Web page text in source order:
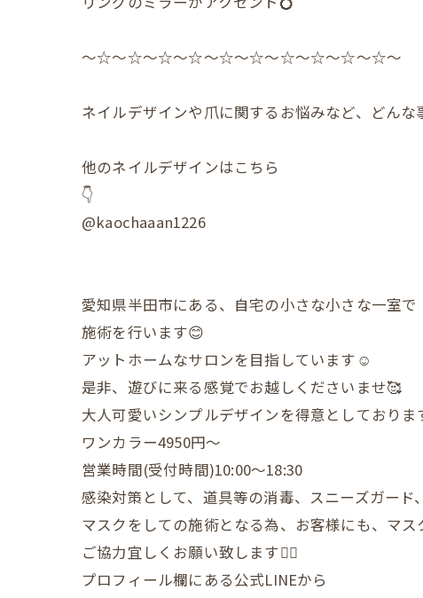
〜☆〜☆〜☆〜☆〜☆〜☆〜☆〜☆〜☆〜☆〜
ネイルデザインや爪に関するお悩みなど、どん
他のネイルデザインはこちら
👇
@kaochaaan1226
愛知県半田市にある、自宅の小さな小さな一室で
施術を行います😊
アットホームなサロンを目指しています☺️
是非、遊びに来る感覚でお越しくださいませ🥰
大人可愛いシンプルデザインを得意としており
ワンカラー4950円〜
営業時間(受付時間)10:00〜18:30
感染対策として、道具等の消毒、スニーズガード、
マスクをしての施術となる為、お客様にも、マス
ご協力宜しくお願い致します🙇‍♀️
プロフィール欄にある公式LINEから